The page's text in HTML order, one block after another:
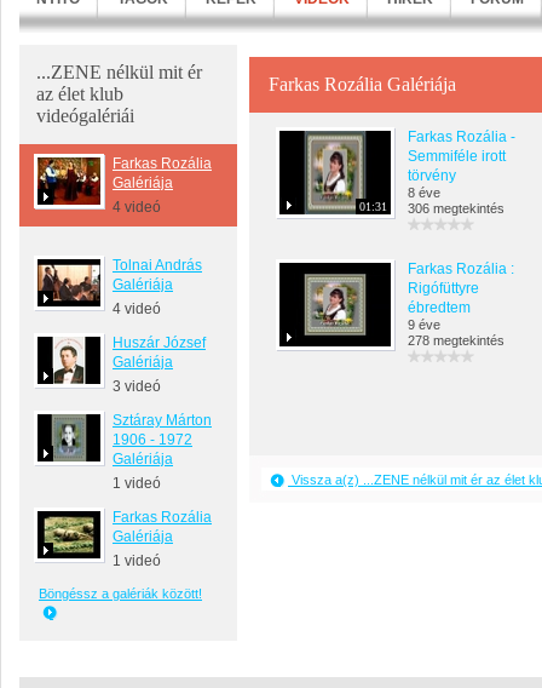
...ZENE nélkül mit ér
az élet klub
videógalériái
Farkas Rozália
Galériája
4 videó
Tolnai András
Galériája
4 videó
Huszár József
Galériája
3 videó
Sztáray Márton
1906 - 1972
Galériája
1 videó
Farkas Rozália
Galériája
1 videó
Böngéssz a galériák között!
Farkas Rozália Galériája
01:31
Farkas Rozália -
Semmiféle irott
törvény
8 éve
306 megtekintés
Farkas Rozália :
Rigófüttyre
ébredtem
9 éve
278 megtekintés
Vissza a(z) ...ZENE nélkül mit ér az élet